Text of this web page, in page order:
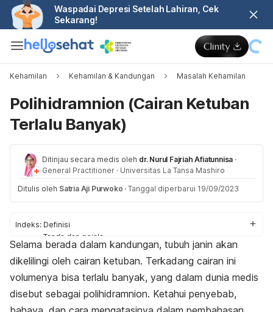
Waspadai Depresi Setelah Lahiran, Cek
Sekarang!
Kehamilan Kehamilan & Kandungan Masalah Kehamilan
Polihidramnion (Cairan Ketuban
Terlalu Banyak)
Ditinjau secara medis oleh dr. Nurul Fajriah Afiatunnisa ·
General Practitioner · Universitas La Tansa Mashiro
Ditulis oleh Satria Aji Purwoko · Tanggal diperbarui 19/09/2023
Indeks: Definisi
Tanda dan gejala
Penyebab
Komplikasi
Diagnosis
Pengobatan
Selama berada dalam kandungan, tubuh janin akan
dikelilingi oleh cairan ketuban. Terkadang cairan ini
volumenya bisa terlalu banyak, yang dalam dunia medis
disebut sebagai polihidramnion. Ketahui penyebab,